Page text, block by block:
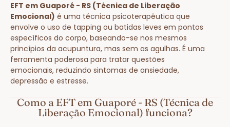
EFT em Guaporé - RS (Técnica de Liberação
Emocional) é uma técnica psicoterapêutica que
envolve o uso de tapping ou batidas leves em pontos
específicos do corpo, baseando-se nos mesmos
princípios da acupuntura, mas sem as agulhas. É uma
ferramenta poderosa para tratar questões
emocionais, reduzindo sintomas de ansiedade,
depressão e estresse.
Como a EFT em Guaporé - RS (Técnica de
Liberação Emocional) funciona?